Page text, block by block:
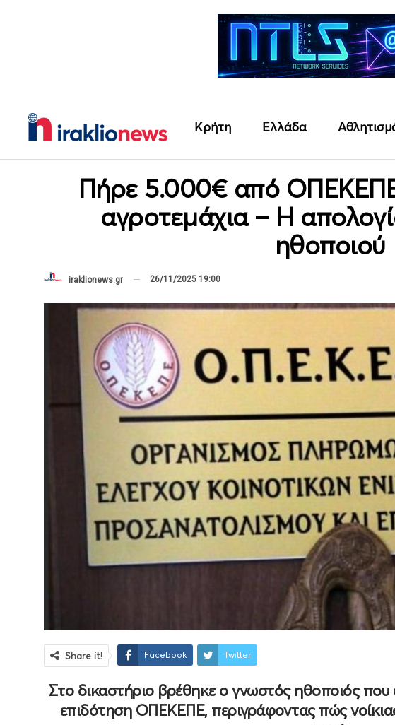
Κρήτη Ελλάδα
Πήρε 5.000€ από ΟΠΕΚΕΠΕ
αγροτεμάχια – Η
ηθοποιού
iraklionews.gr 26/11/2025 19:00
Share it! Facebook Twitter
Στο δικαστήριο βρέθηκε ο γνωστός ηθοποιός που
επιδότηση ΟΠΕΚΕΠΕ, περιγράφοντας πώς